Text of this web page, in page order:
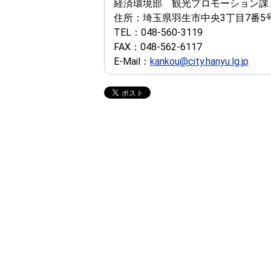
経済環境部 観光プロモーション課
住所： 埼玉県羽生市中央3丁目7番5
TEL： 048-560-3119
FAX： 048-562-6117
E-Mail： kankou@city.hanyu.lg.jp